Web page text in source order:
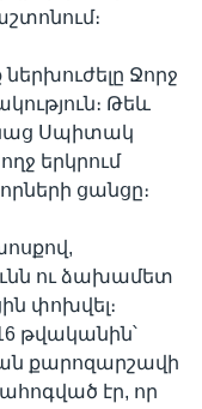
Ջորջ
Թեև
Սպիտակ
երկրում
ցանցը։
ու ձախամետ
փոխվել։
թվականին՝
քարոզարշավի
էր, որ